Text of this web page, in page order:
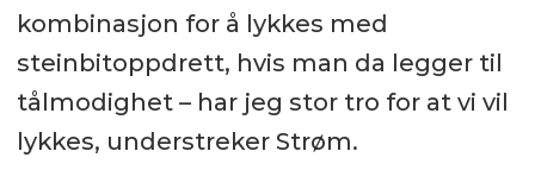
kombinasjon for å lykkes med
steinbitoppdrett, hvis man da legger til
tålmodighet – har jeg stor tro for at vi vil
lykkes, understreker Strøm.